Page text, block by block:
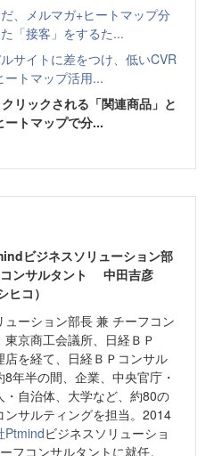
、メルマガ+ヒートマップ分
「接客」をするた...
サイトに差をつけ、低いCVR
トマップ活用...
リックされる「関連商品」と
トマップで分...
ビジネスソリューション部
ンサルタント 中田吉彦
ヒコ）
ューション部長 兼 チーフコン
京商工会議所、日経ＢＰ
店を経て、日経ＢＰコンサル
8年半の間、企業、中央官庁・
・自治体、大学など、約80の
ンサルティングを担当。2014
Ptmindビジネスソリューショ
フコンサルタントに就任。